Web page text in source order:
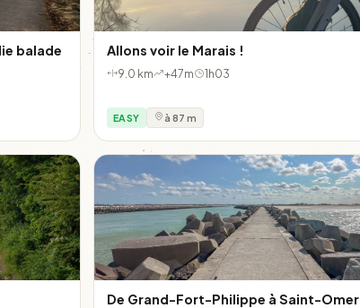
balade
Allons voir le Marais !
9.0 km +47m 1h03
EASY à 87 m
De Grand-Fort-Philippe à Saint-Omer